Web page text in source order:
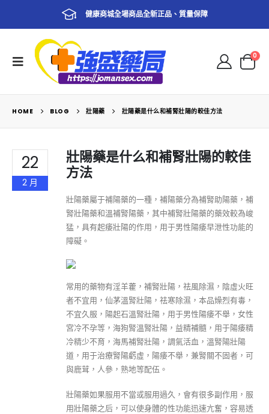
健康商城全場商品全新正品、質量保障
0
HOME BLOG 壯陽藥 壯陽藥是什么和補腎壯陽的較佳方法
22
2 月
壯陽藥是什么和補腎壯陽的較佳
方法
壯陽藥屬于補陽藥的一種，補陽藥分為補腎助陽藥，補
腎壯陽藥和溫補腎陽藥，其中補腎壯陽藥的藥效較為峻
猛，具有起痿壯陽的作用，用于男性陽痿早泄性功能的
障礙。
常用的藥物有淫羊藿，補腎壯陽，祛風除濕，陰虛火旺
者不宜用，仙茅溫腎壯陽，祛寒除濕，本品燥烈有毒，
不宜久服，陽起石溫腎壯陽，用于男性陽痿不舉，女性
宮冷不孕等，海狗腎溫腎壯陽，益精補髓，用于陽痿精
冷精少不育，海馬補腎壯陽，調氣活血，溫腎陽壯陽
道，用于治療腎陽虧虛，陽痿不舉，兼腎關不固者，可
與鹿茸，人參，熟地等配伍。
壯陽藥如果服用不當或服用過久，會有很多副作用，服
用壯陽藥之后，可以使身體的性功能迅速亢奮，容易透